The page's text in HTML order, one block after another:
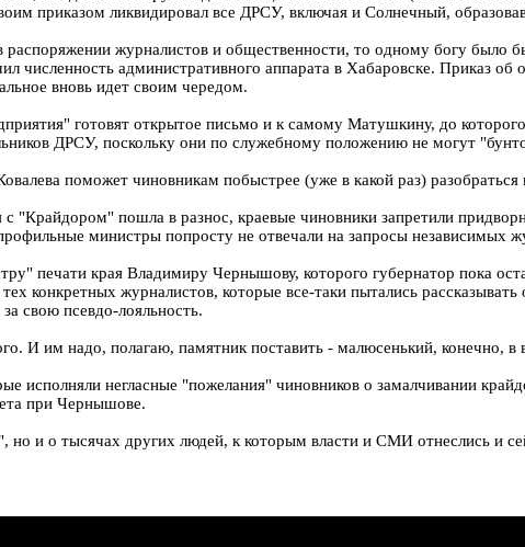
приказом ликвидировал все ДРСУ, включая и Солнечный,
распоряжении журналистов и общественности, то одному богу было
численность административного аппарата в Хабаровске. Приказ
вновь идет своим чередом.
готовят открытое письмо и к самому Матушкину, до
ДРСУ, поскольку они по служебному положению не могут
поможет чиновникам побыстрее (уже в какой раз) разобраться
с "Крайдором" пошла в разнос, краевые чиновники запретили
министры попросту не отвечали на запросы независимых
печати края Владимиру Чернышову, которого губернатор пока
конкретных журналистов, которые все-таки пытались
свою псевдо-лояльность.
И им надо, полагаю, памятник поставить - малюсенький, конечно, в
исполняли негласные "пожелания" чиновников о замалчивании
при Чернышове.
но и о тысячах других людей, к которым власти и СМИ отнеслись и